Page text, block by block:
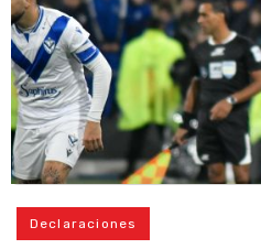
Declaraciones